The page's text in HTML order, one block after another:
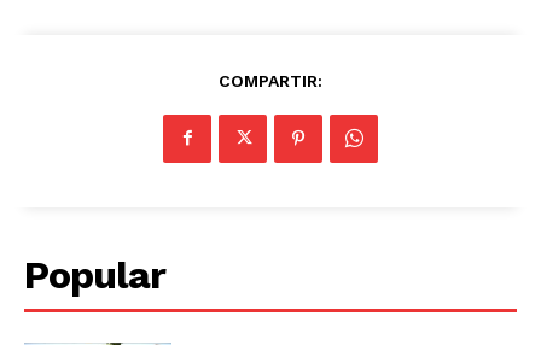
COMPARTIR:
Popular